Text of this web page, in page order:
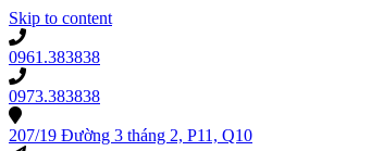
Skip to content
0961.383838
0973.383838
207/19 Đường 3 tháng 2, P11, Q10